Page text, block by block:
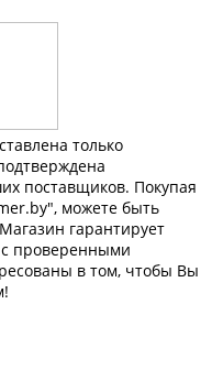
только
поставщиков. Покупая
можете быть
гарантирует
с проверенными
в том, чтобы Вы